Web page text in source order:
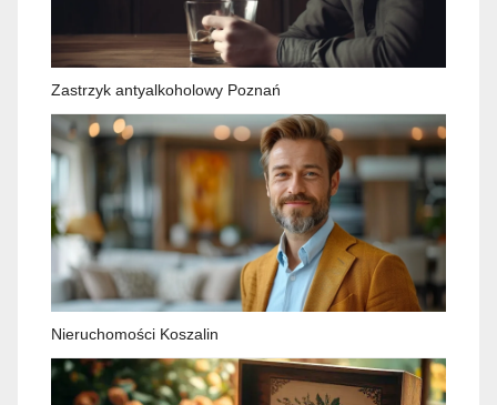
Zastrzyk antyalkoholowy Poznań
Nieruchomości Koszalin